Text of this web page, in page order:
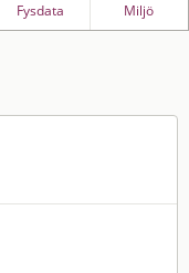
Fysdata Miljö